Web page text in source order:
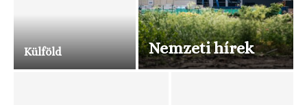
Külföld Nemzeti hírek